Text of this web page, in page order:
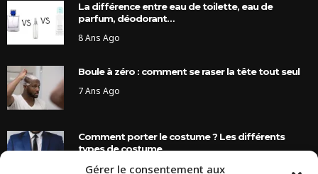
Gérer le consentement aux
La différence entre eau de toilette, eau de
parfum, déodorant…
8 Ans Ago
Boule à zéro : comment se raser la tête tout seul
7 Ans Ago
Comment porter le costume ? Les différents
types de costume
8 Ans Ago